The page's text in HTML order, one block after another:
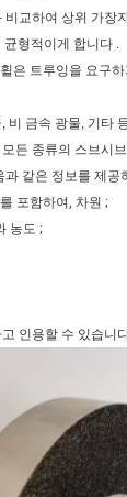
교하여 상위 가장
형적이게 합니다 .
은 트루잉을 요구
비 금속 광물, 기타
든 종류의 스브시
같은 정보를 제공
포함하여, 차원 ;
농도 ;
인용할 수 있습니